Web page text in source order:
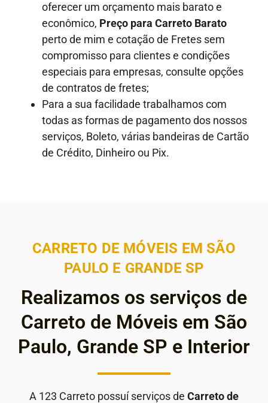
oferecer um orçamento mais barato e
econômico, Preço para Carreto Barato
perto de mim e cotação de Fretes sem
compromisso para clientes e condições
especiais para empresas, consulte opções
de contratos de fretes;
Para a sua facilidade trabalhamos com
todas as formas de pagamento dos nossos
serviços, Boleto, várias bandeiras de Cartão
de Crédito, Dinheiro ou Pix.
CARRETO DE MÓVEIS EM SÃO
PAULO E GRANDE SP
Realizamos os serviços de
Carreto de Móveis em São
Paulo, Grande SP e Interior
A 123 Carreto possuí serviços de Carreto de